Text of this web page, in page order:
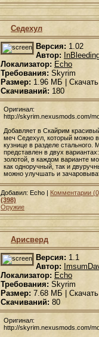
Седехул
Версия: 1.02
Автор:
Локализатор: Echo
Требования: Skyrim
Размер: 1.96 МБ | Скачать
Скачиваний: 180
Оригинал:
http://skyrim.nexusmods.com/
Добавляет в Скайрим
меч Седехул, который можно
кузнице в разделе стального.
представлен в двух
золотой, в каждом варианте
как одноручный, так и
можно улучшать и
Добавил: Echo | Комментарии
(398)
Оружие
Арисверд
Версия: 1.1
Автор:
Локализатор: Echo
Требования: Skyrim
Размер: 7.68 МБ | Скачать
Скачиваний: 80
Оригинал:
http://skyrim.nexusmods.com/